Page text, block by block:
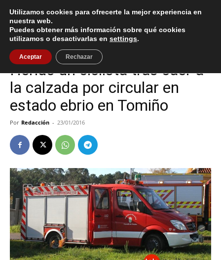
Inicio Sucesos
Sucesos Tomiño
Herido un ciclista tras caer a
la calzada por circular en
estado ebrio en Tomiño
Por Redacción - 23/01/2016
Utilizamos cookies para ofrecerte la mejor experiencia en
nuestra web.
Puedes obtener más información sobre qué cookies
utilizamos o desactivarlas en settings.
Aceptar Rechazar